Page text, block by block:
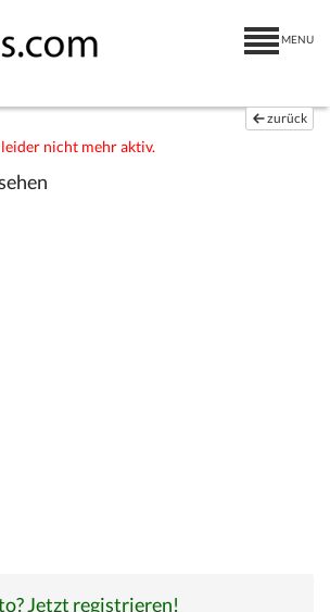
MENU
zurück
nicht mehr aktiv.
Jetzt registrieren!